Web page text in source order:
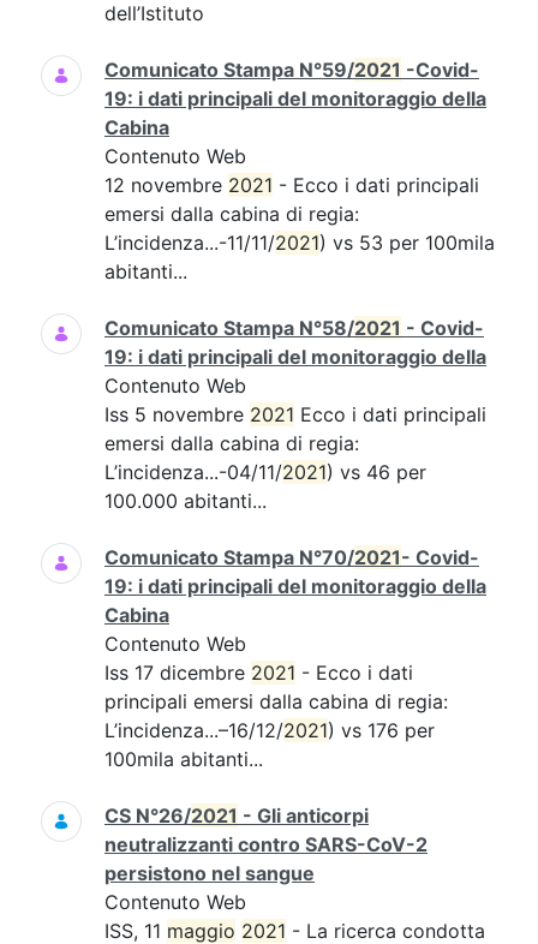
dell’Istituto
Comunicato Stampa N°59/2021 -Covid-
19: i dati principali del monitoraggio della
Cabina
Contenuto Web
12 novembre 2021 - Ecco i dati principali
emersi dalla cabina di regia:
L’incidenza...-11/11/2021) vs 53 per 100mila
abitanti...
Comunicato Stampa N°58/2021 - Covid-
19: i dati principali del monitoraggio della
Contenuto Web
Iss 5 novembre 2021 Ecco i dati principali
emersi dalla cabina di regia:
L’incidenza...-04/11/2021) vs 46 per
100.000 abitanti...
Comunicato Stampa N°70/2021- Covid-
19: i dati principali del monitoraggio della
Cabina
Contenuto Web
Iss 17 dicembre 2021 - Ecco i dati
principali emersi dalla cabina di regia:
L’incidenza...–16/12/2021) vs 176 per
100mila abitanti...
CS N°26/2021 - Gli anticorpi
neutralizzanti contro SARS-CoV-2
persistono nel sangue
Contenuto Web
ISS, 11 maggio 2021 - La ricerca condotta